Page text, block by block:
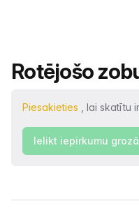
Produkta
Rotējošo
Piesakieties , lai skatītu
Ielikt iepirkumu grozā